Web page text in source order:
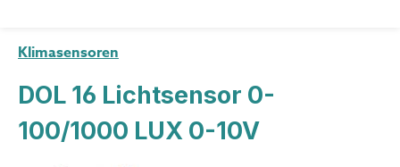
Klimasensoren
DOL 16 Lichtsensor 0-
100/1000 LUX 0-10V